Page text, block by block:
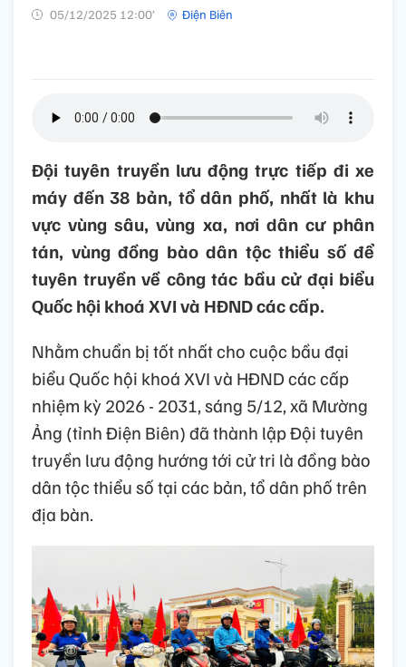
05/12/2025 12:00’ Điện Biên
Đội tuyên truyền lưu động trực tiếp đi xe
máy đến 38 bản, tổ dân phố, nhất là khu
vực vùng sâu, vùng xa, nơi dân cư phân
tán, vùng đồng bào dân tộc thiểu số để
tuyên truyền về công tác bầu cử đại biểu
Quốc hội khoá XVI và HĐND các cấp.
Nhằm chuẩn bị tốt nhất cho cuộc bầu đại
biểu Quốc hội khoá XVI và HĐND các cấp
nhiệm kỳ 2026 - 2031, sáng 5/12, xã Mường
Ảng (tỉnh Điện Biên) đã thành lập Đội tuyên
truyền lưu động hướng tới cử tri là đồng bào
dân tộc thiểu số tại các bản, tổ dân phố trên
địa bàn.